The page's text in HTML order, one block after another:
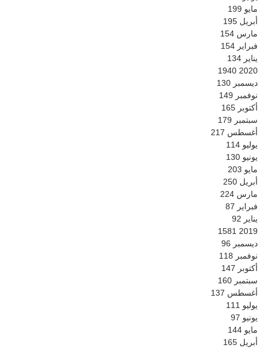
مايو 199
أبريل 195
مارس 154
فبراير 154
يناير 134
2020
1940
ديسمبر 130
نوفمبر 149
أكتوبر 165
سبتمبر 179
أغسطس 217
يوليو 114
يونيو 130
مايو 203
أبريل 250
مارس 224
فبراير 87
يناير 92
2019
1581
ديسمبر 96
نوفمبر 118
أكتوبر 147
سبتمبر 160
أغسطس 137
يوليو 111
يونيو 97
مايو 144
أبريل 165